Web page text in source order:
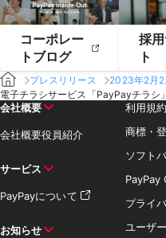
コーポレー
トブログ
採
ト
プレスリリース
2023年2月2
電子チラシサービス「PayPayチラシ
会社概要
会社概要役員紹介
サービス
PayPayについて
お知らせ
利用規
商標・
ソフト
プライ
ユーザ